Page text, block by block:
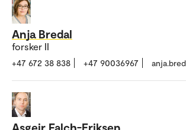
Anja Bredal
forsker II
+47 672 38 838 +47 90036967